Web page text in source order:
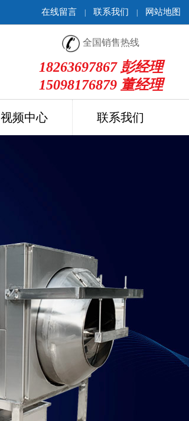
在线留言 联系我们 网站地图
全国销售热线
18263697867 彭经理
15098176879 董经理
视频中心 联系我们